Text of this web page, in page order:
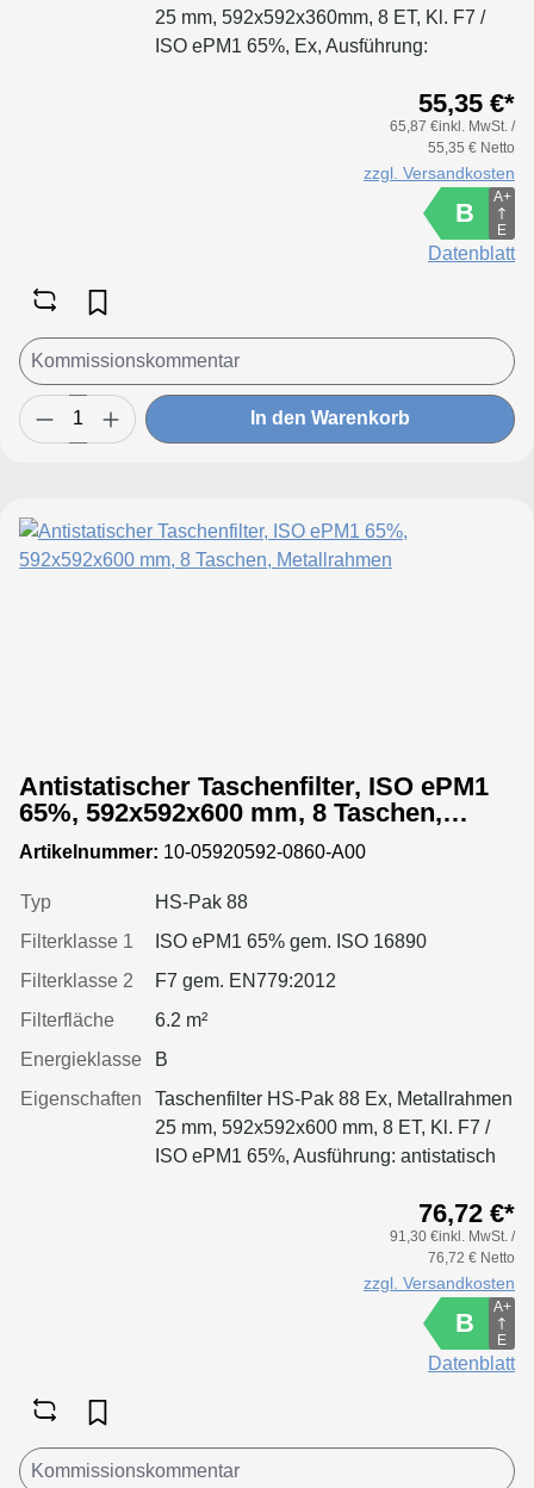
25 mm, 592x592x360mm, 8 ET, Kl. F7 /
ISO ePM1 65%, Ex, Ausführung:
vollflächig ableitender Oberfläche.
Ableitkontakt über Stirnrahmen des Filters.
55,35 €*
65,87 €inkl. MwSt. /
55,35 € Netto
zzgl. Versandkosten
B
A+
E
Datenblatt
In den Warenkorb
Antistatischer Taschenfilter, ISO ePM1
65%, 592x592x600 mm, 8 Taschen,
Metallrahmen
Artikelnummer: 10-05920592-0860-A00
Typ
HS-Pak 88
Filterklasse 1
ISO ePM1 65% gem. ISO 16890
Filterklasse 2
F7 gem. EN779:2012
Filterfläche
6.2 m²
Energieklasse
B
Eigenschaften
Taschenfilter HS-Pak 88 Ex, Metallrahmen
25 mm, 592x592x600 mm, 8 ET, Kl. F7 /
ISO ePM1 65%, Ausführung: antistatisch
ableitender Oberfläche. Ableitkontakt über
76,72 €*
91,30 €inkl. MwSt. /
76,72 € Netto
zzgl. Versandkosten
B
A+
E
Datenblatt